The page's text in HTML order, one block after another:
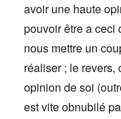
avoir une haute
pouvoir être a ceci
nous mettre un
réaliser ; le revers,
opinion de soi
est vite obnubilé